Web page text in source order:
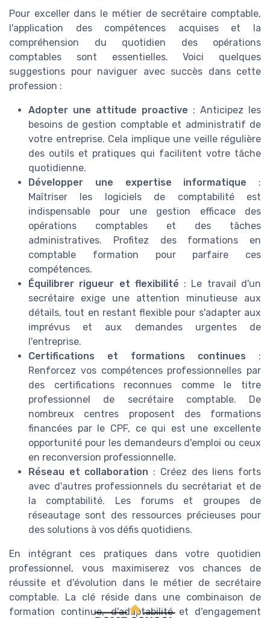
Pour exceller dans le métier de secrétaire comptable,
l'application des compétences acquises et la
compréhension du quotidien des opérations
comptables sont essentielles. Voici quelques
suggestions pour naviguer avec succès dans cette
profession :
Adopter une attitude proactive : Anticipez les
besoins de gestion comptable et administratif de
votre entreprise. Cela implique une veille régulière
des outils et pratiques qui facilitent votre tâche
quotidienne.
Développer une expertise informatique :
Maîtriser les logiciels de comptabilité est
indispensable pour une gestion efficace des
opérations comptables et des tâches
administratives. Profitez des formations en
comptable formation pour parfaire ces
compétences.
Équilibrer rigueur et flexibilité : Le travail d'un
secrétaire exige une attention minutieuse aux
détails, tout en restant flexible pour s'adapter aux
imprévus et aux demandes urgentes de
l'entreprise.
Certifications et formations continues :
Renforcez vos compétences professionnelles par
des certifications reconnues comme le titre
professionnel de secrétaire comptable. De
nombreux centres proposent des formations
financées par le CPF, ce qui est une excellente
opportunité pour les demandeurs d'emploi ou ceux
en reconversion professionnelle.
Réseau et collaboration : Créez des liens forts
avec d'autres professionnels du secrétariat et de
la comptabilité. Les forums et groupes de
réseautage sont des ressources précieuses pour
des solutions à vos défis quotidiens.
En intégrant ces pratiques dans votre quotidien
professionnel, vous maximiserez vos chances de
réussite et d'évolution dans le métier de secrétaire
comptable. La clé réside dans une combinaison de
formation continue, d'adaptabilité et d'engagement